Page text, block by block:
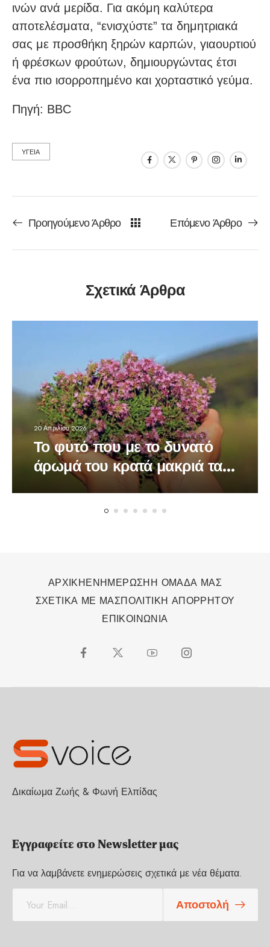
ινών ανά μερίδα. Για ακόμη καλύτερα
αποτελέσματα, “ενισχύστε” τα δημητριακά
σας με προσθήκη ξηρών καρπών, γιαουρτιού
ή φρέσκων φρούτων, δημιουργώντας έτσι
ένα πιο ισορροπημένο και χορταστικό γεύμα.
Πηγή: BBC
ΥΓΕΙΑ
Προηγούμενο Άρθρο Επόμενο Άρθρο
Σχετικά Άρθρα
20 Απριλίου 2026
Το φυτό που με το δυνατό
άρωμά του κρατά μακριά τα
κουνούπια
ΑΡΧΙΚΗΕΝΗΜΕΡΩΣΗΗ ΟΜΑΔΑ ΜΑΣ
ΣΧΕΤΙΚΑ ΜΕ ΜΑΣΠΟΛΙΤΙΚΗ ΑΠΟΡΡΗΤΟΥ
ΕΠΙΚΟΙΝΩΝΙΑ
Δικαίωμα Ζωής & Φωνή Ελπίδας
Εγγραφείτε στο Newsletter μας
Για να λαμβάνετε ενημερώσεις σχετικά με νέα θέματα.
a
Αποστολή